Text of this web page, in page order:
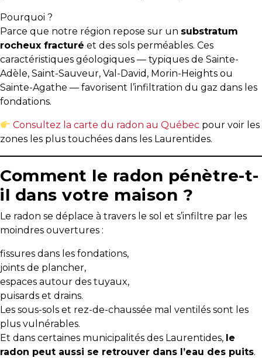
VENDRE
Évaluation
ligne
Avec
un
courtier
immobilier,
vous
êtes
protégé!
Le
courtier
immobilier
:
votre
chemin
Pourquoi ?
Parce que notre région repose sur un substratum
rocheux fracturé et des sols perméables. Ces
caractéristiques géologiques — typiques de Sainte-
Adèle, Saint-Sauveur, Val-David, Morin-Heights ou
Sainte-Agathe — favorisent l’infiltration du gaz dans les
fondations.
Consultez la carte du radon au Québec pour voir les
zones les plus touchées dans les Laurentides.
Comment le radon pénètre-t-
il dans votre maison ?
Le radon se déplace à travers le sol et s’infiltre par les
moindres ouvertures :
fissures dans les fondations,
joints de plancher,
espaces autour des tuyaux,
puisards et drains.
Les sous-sols et rez-de-chaussée mal ventilés sont les
plus vulnérables.
Et dans certaines municipalités des Laurentides, le
radon peut aussi se retrouver dans l’eau des puits.